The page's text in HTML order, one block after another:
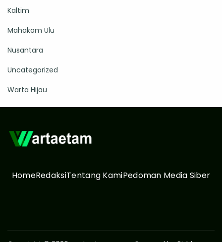
Kaltim
Mahakam Ulu
Nusantara
Uncategorized
Warta Hijau
HomeRedaksiTentang KamiPedoman Media Siber